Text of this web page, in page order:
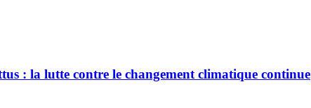
: la lutte contre le changement climatique continue